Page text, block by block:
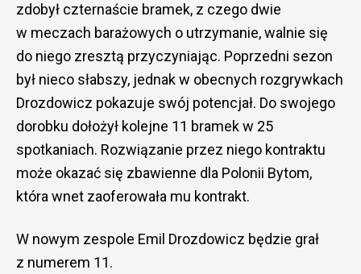
zdobył czternaście bramek, z czego dwie
w meczach barażowych o utrzymanie, walnie się
do niego zresztą przyczyniając. Poprzedni sezon
był nieco słabszy, jednak w obecnych rozgrywkach
Drozdowicz pokazuje swój potencjał. Do swojego
dorobku dołożył kolejne 11 bramek w 25
spotkaniach. Rozwiązanie przez niego kontraktu
może okazać się zbawienne dla Polonii Bytom,
która wnet zaoferowała mu kontrakt.
W nowym zespole Emil Drozdowicz będzie grał
z numerem 11.